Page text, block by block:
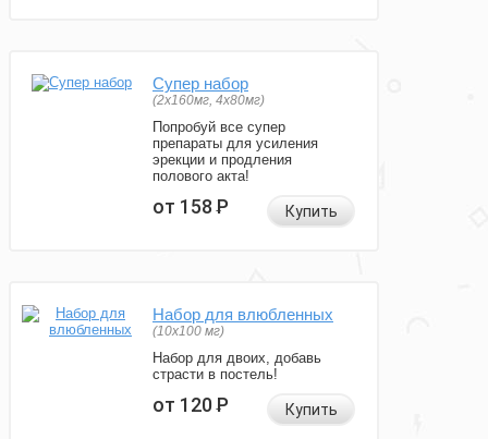
Супер набор
(2х160мг, 4х80мг)
Попробуй все супер
препараты для усиления
эрекции и продления
полового акта!
от 158Р Купить
Набор для влюбленных
(10х100 мг)
Набор для двоих, добавь
страсти в постель!
от 120Р Купить